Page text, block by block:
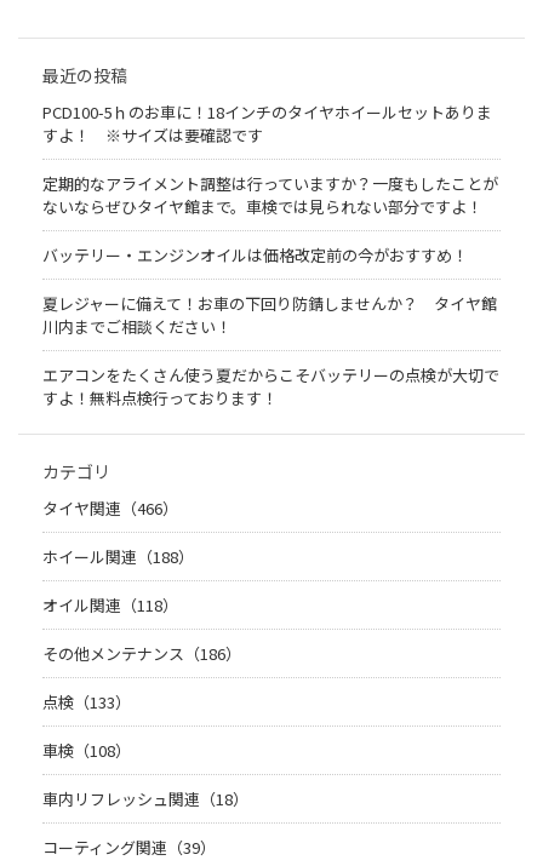
最近の投稿
PCD100-5ｈのお車に！18インチのタイヤホイールセットありま
すよ！ ※サイズは要確認です
定期的なアライメント調整は行っていますか？一度もしたことが
ないならぜひタイヤ館まで。車検では見られない部分ですよ！
バッテリー・エンジンオイルは価格改定前の今がおすすめ！
夏レジャーに備えて！お車の下回り防錆しませんか？ タイヤ館
川内までご相談ください！
エアコンをたくさん使う夏だからこそバッテリーの点検が大切で
すよ！無料点検行っております！
カテゴリ
タイヤ関連（466）
ホイール関連（188）
オイル関連（118）
その他メンテナンス（186）
点検（133）
車検（108）
車内リフレッシュ関連（18）
コーティング関連（39）